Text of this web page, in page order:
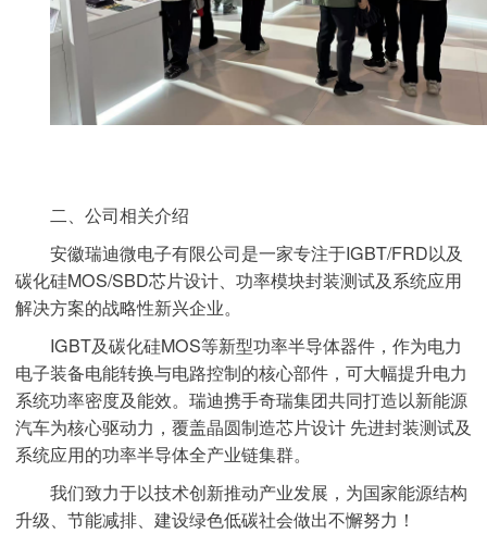
二、公司相关介绍
安徽瑞迪微电子有限公司是一家专注于IGBT/FRD以及
碳化硅MOS/SBD芯片设计、功率模块封装测试及系统应用
解决方案的战略性新兴企业。
IGBT及碳化硅MOS等新型功率半导体器件，作为电力
电子装备电能转换与电路控制的核心部件，可大幅提升电力
系统功率密度及能效。瑞迪携手奇瑞集团共同打造以新能源
汽车为核心驱动力，覆盖晶圆制造芯片设计 先进封装测试及
系统应用的功率半导体全产业链集群。
我们致力于以技术创新推动产业发展，为国家能源结构
升级、节能减排、建设绿色低碳社会做出不懈努力！